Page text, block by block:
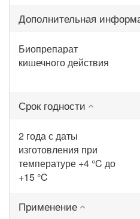
Дополнительная
Биопрепарат
кишечного действия
Срок годности
2 года с даты
изготовления при
температуре +4 °C до
+15 °C
Применение